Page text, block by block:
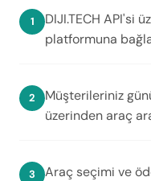
DIJI.TECH API'si
platformuna
Müşterileriniz
üzerinden araç
Araç seçimi ve